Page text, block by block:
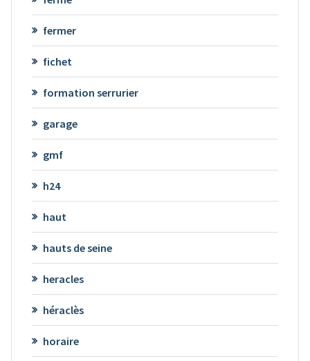
fermer
fichet
formation serrurier
garage
gmf
h24
haut
hauts de seine
heracles
héraclès
horaire